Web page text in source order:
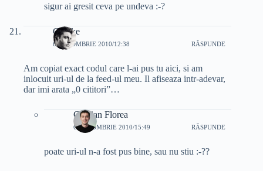
sigur ai gresit ceva pe undeva :-?
Ginake
6 OCTOMBRIE 2010/12:38 RĂSPUNDE
Am copiat exact codul care l-ai pus tu aici, si am
inlocuit uri-ul de la feed-ul meu. Il afiseaza intr-adevar,
dar imi arata „0 cititori”…
Cristian Florea
6 OCTOMBRIE 2010/15:49 RĂSPUNDE
poate uri-ul n-a fost pus bine, sau nu stiu :-??